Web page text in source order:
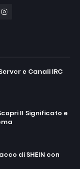
e Canali IRC
Il Significato e
di SHEIN con